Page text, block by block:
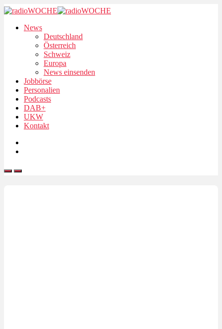
News
Deutschland
Österreich
Schweiz
Europa
News einsenden
Jobbörse
Personalien
Podcasts
DAB+
UKW
Kontakt